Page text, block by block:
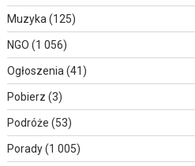
Muzyka (125)
NGO (1 056)
Ogłoszenia (41)
Pobierz (3)
Podróże (53)
Porady(1 005)